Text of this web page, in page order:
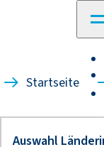
Startseite